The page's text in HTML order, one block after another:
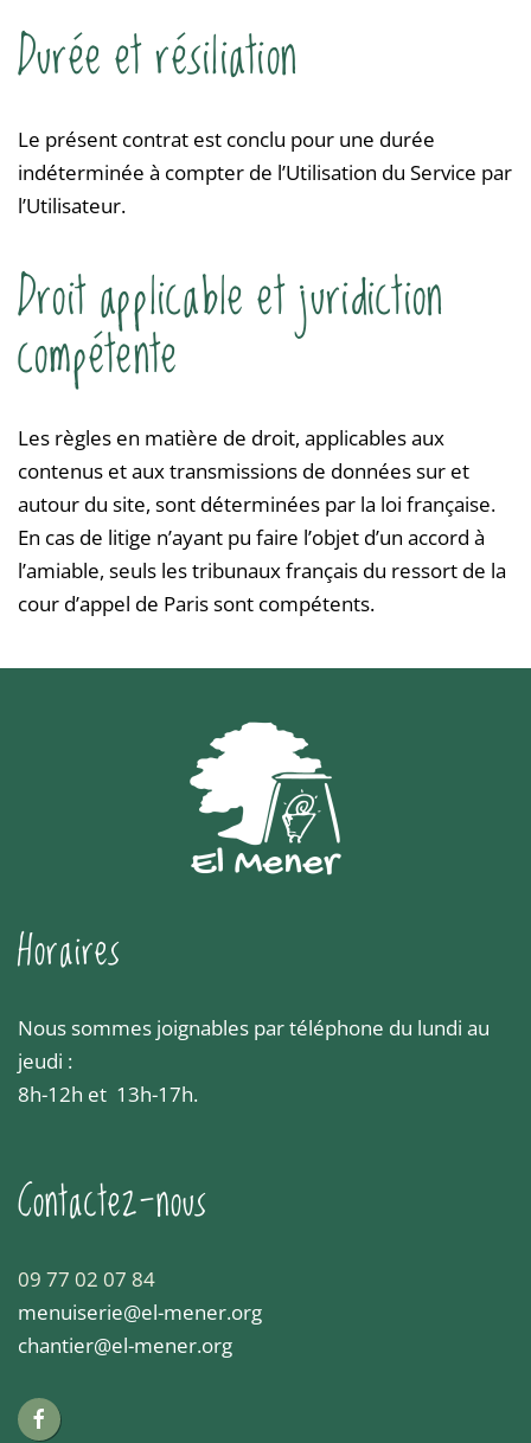
Durée et résiliation
Le présent contrat est conclu pour une durée
indéterminée à compter de l’Utilisation du Service par
l’Utilisateur.
Droit applicable et juridiction
compétente
Les règles en matière de droit, applicables aux
contenus et aux transmissions de données sur et
autour du site, sont déterminées par la loi française.
En cas de litige n’ayant pu faire l’objet d’un accord à
l’amiable, seuls les tribunaux français du ressort de la
cour d’appel de Paris sont compétents.
Horaires
Nous sommes joignables par téléphone du lundi au
jeudi :
8h-12h et 13h-17h.
Contactez-nous
09 77 02 07 84
menuiserie@el-mener.org
chantier@el-mener.org